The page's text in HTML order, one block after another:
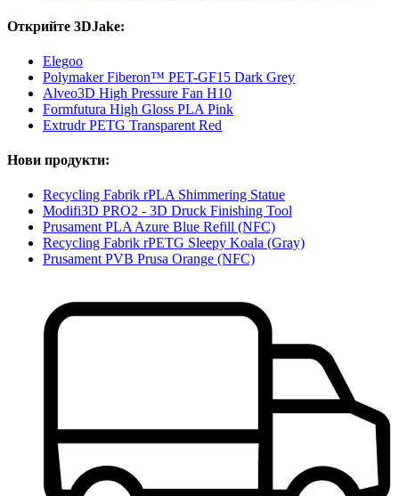
Открийте 3DJake:
Elegoo
Polymaker Fiberon™ PET-GF15 Dark Grey
Alveo3D High Pressure Fan H10
Formfutura High Gloss PLA Pink
Extrudr PETG Transparent Red
Нови продукти:
Recycling Fabrik rPLA Shimmering Statue
Modifi3D PRO2 - 3D Druck Finishing Tool
Prusament PLA Azure Blue Refill (NFC)
Recycling Fabrik rPETG Sleepy Koala (Gray)
Prusament PVB Prusa Orange (NFC)